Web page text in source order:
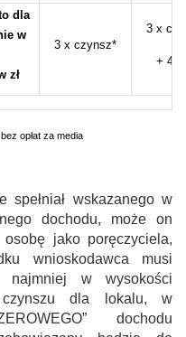
dla
w
zł
3 x czynsz*
3 x
+ 400
opłat za media
spełniał wskazanego w
dochodu, może on
jako poręczyciela,
wnioskodawca musi
najmniej w wysokości
czynszu dla lokalu, w
dochodu